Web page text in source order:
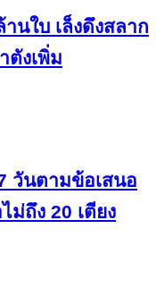
นใบ เล็งดึงสลาก
ตังเพิ่ม
วันตามข้อเสนอ
ม่ถึง 20 เตียง